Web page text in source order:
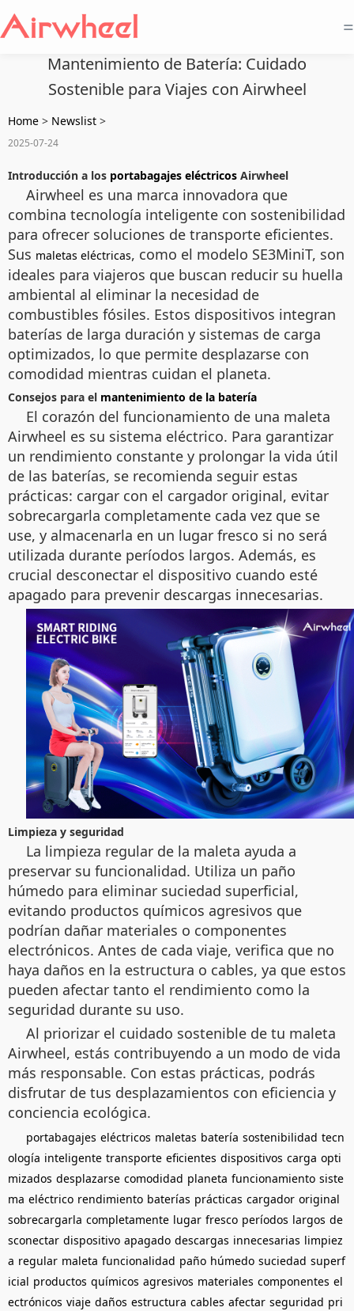
=
Mantenimiento de Batería: Cuidado
Sostenible para Viajes con Airwheel
Home > Newslist >
2025-07-24
Introducción a los portabagajes eléctricos Airwheel
Airwheel es una marca innovadora que
combina tecnología inteligente con sostenibilidad
para ofrecer soluciones de transporte eficientes.
Sus maletas eléctricas, como el modelo SE3MiniT, son
ideales para viajeros que buscan reducir su huella
ambiental al eliminar la necesidad de
combustibles fósiles. Estos dispositivos integran
baterías de larga duración y sistemas de carga
optimizados, lo que permite desplazarse con
comodidad mientras cuidan el planeta.
Consejos para el mantenimiento de la batería
El corazón del funcionamiento de una maleta
Airwheel es su sistema eléctrico. Para garantizar
un rendimiento constante y prolongar la vida útil
de las baterías, se recomienda seguir estas
prácticas: cargar con el cargador original, evitar
sobrecargarla completamente cada vez que se
use, y almacenarla en un lugar fresco si no será
utilizada durante períodos largos. Además, es
crucial desconectar el dispositivo cuando esté
apagado para prevenir descargas innecesarias.
Limpieza y seguridad
La limpieza regular de la maleta ayuda a
preservar su funcionalidad. Utiliza un paño
húmedo para eliminar suciedad superficial,
evitando productos químicos agresivos que
podrían dañar materiales o componentes
electrónicos. Antes de cada viaje, verifica que no
haya daños en la estructura o cables, ya que estos
pueden afectar tanto el rendimiento como la
seguridad durante su uso.
Al priorizar el cuidado sostenible de tu maleta
Airwheel, estás contribuyendo a un modo de vida
más responsable. Con estas prácticas, podrás
disfrutar de tus desplazamientos con eficiencia y
conciencia ecológica.
portabagajes eléctricos maletas batería sostenibilidad tecn
ología inteligente transporte eficientes dispositivos carga opti
mizados desplazarse comodidad planeta funcionamiento siste
ma eléctrico rendimiento baterías prácticas cargador original
sobrecargarla completamente lugar fresco períodos largos de
sconectar dispositivo apagado descargas innecesarias limpiez
a regular maleta funcionalidad paño húmedo suciedad superf
icial productos químicos agresivos materiales componentes el
ectrónicos viaje daños estructura cables afectar seguridad pri